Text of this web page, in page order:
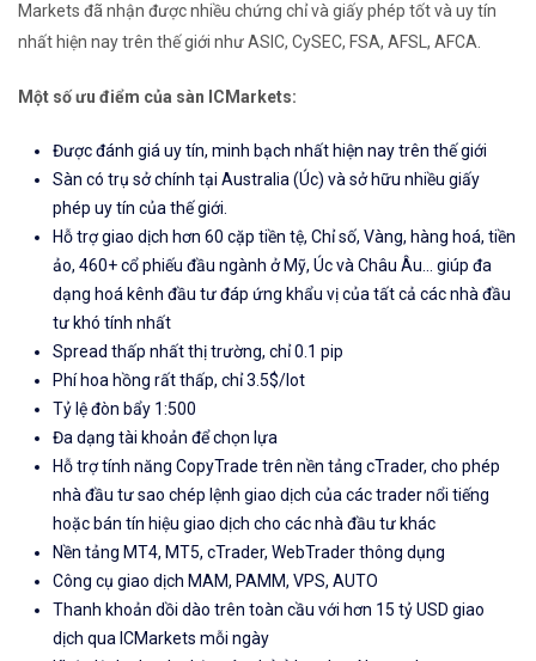
Markets đã nhận được nhiều chứng chỉ và giấy phép tốt và uy tín
nhất hiện nay trên thế giới như ASIC, CySEC, FSA, AFSL, AFCA.
Một số ưu điểm của sàn ICMarkets:
Được đánh giá uy tín, minh bạch nhất hiện nay trên thế giới
Sàn có trụ sở chính tại Australia (Úc) và sở hữu nhiều giấy
phép uy tín của thế giới.
Hỗ trợ giao dịch hơn 60 cặp tiền tệ, Chỉ số, Vàng, hàng hoá, tiền
ảo, 460+ cổ phiếu đầu ngành ở Mỹ, Úc và Châu Âu... giúp đa
dạng hoá kênh đầu tư đáp ứng khẩu vị của tất cả các nhà đầu
tư khó tính nhất
Spread thấp nhất thị trường, chỉ 0.1 pip
Phí hoa hồng rất thấp, chỉ 3.5$/lot
Tỷ lệ đòn bẩy 1:500
Đa dạng tài khoản để chọn lựa
Hỗ trợ tính năng CopyTrade trên nền tảng cTrader, cho phép
nhà đầu tư sao chép lệnh giao dịch của các trader nổi tiếng
hoặc bán tín hiệu giao dịch cho các nhà đầu tư khác
Nền tảng MT4, MT5, cTrader, WebTrader thông dụng
Công cụ giao dịch MAM, PAMM, VPS, AUTO
Thanh khoản dồi dào trên toàn cầu với hơn 15 tỷ USD giao
dịch qua ICMarkets mỗi ngày